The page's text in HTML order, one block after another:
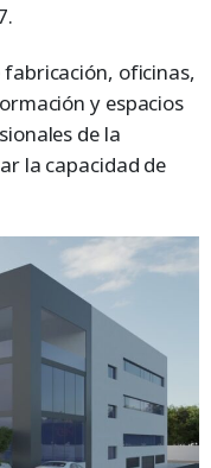
oficinas,
y espacios
de la
la capacidad de